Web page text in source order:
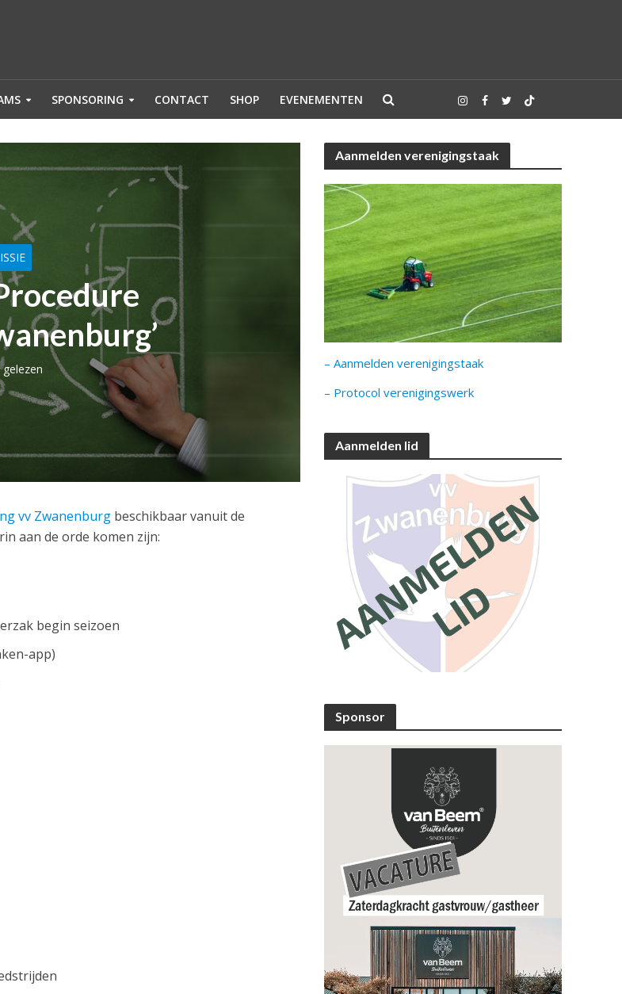
SPONSORING CONTACT SHOP EVENEMENTEN
vv Zwanenburg beschikbaar vanuit de
aan de orde komen zijn:
begin seizoen
app)
Aanmelden verenigingstaak
– Aanmelden verenigingstaak
– Protocol verenigingswerk
Aanmelden lid
Sponsor